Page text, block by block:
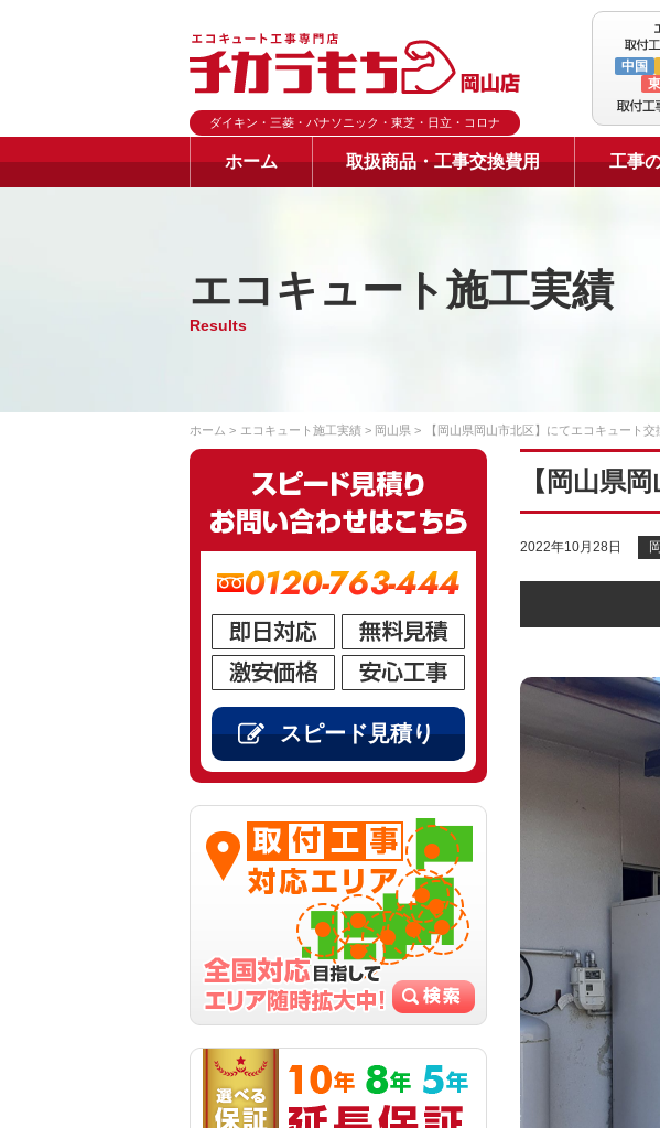
ダイキン・三菱・パナソニック・東芝・日立・コロナ
中国
ホーム 取扱商品・工事交換費用 工事
エコキュート施工実績
Results
ホーム エコキュート施工実績 岡山県 【岡山県岡山市北区】にてエコキュート交
【岡山県
2022年10月28日
0120-763-444
スピード見積り